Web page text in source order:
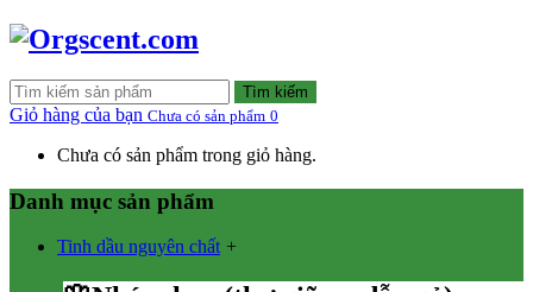
Tìm kiếm
Giỏ hàng của bạn Chưa có sản phẩm 0
Chưa có sản phẩm trong giỏ hàng.
Danh mục sản phẩm
Tinh dầu nguyên chất +